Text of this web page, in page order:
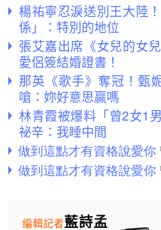
楊祐寧忍淚送別王大陸
係」：特別的地位
張艾嘉出席《女兒的女
愛侶簽結婚證書！
那英《歌手》奪冠！甄
嗆：妳好意思贏嗎
林青霞被爆料「曾2女1
祕辛：我睡中間
藍詩孟
編輯記者